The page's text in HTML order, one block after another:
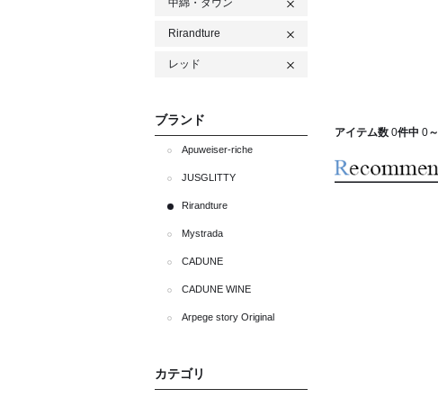
中綿・ダウン
Rirandture
レッド
ブランド
Apuweiser-riche
JUSGLITTY
Rirandture
Mystrada
CADUNE
CADUNE WINE
Arpege story Original
カテゴリ
アイテム数 0件中 0～